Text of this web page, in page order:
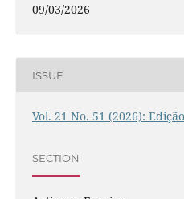
09/03/2026
ISSUE
Vol. 21 No. 51 (2026):
SECTION